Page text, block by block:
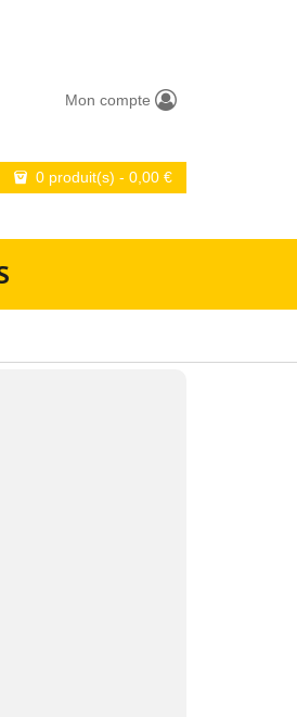
Mon compte
0 produit(s) - 0,00 €